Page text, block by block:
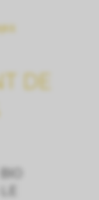
DE